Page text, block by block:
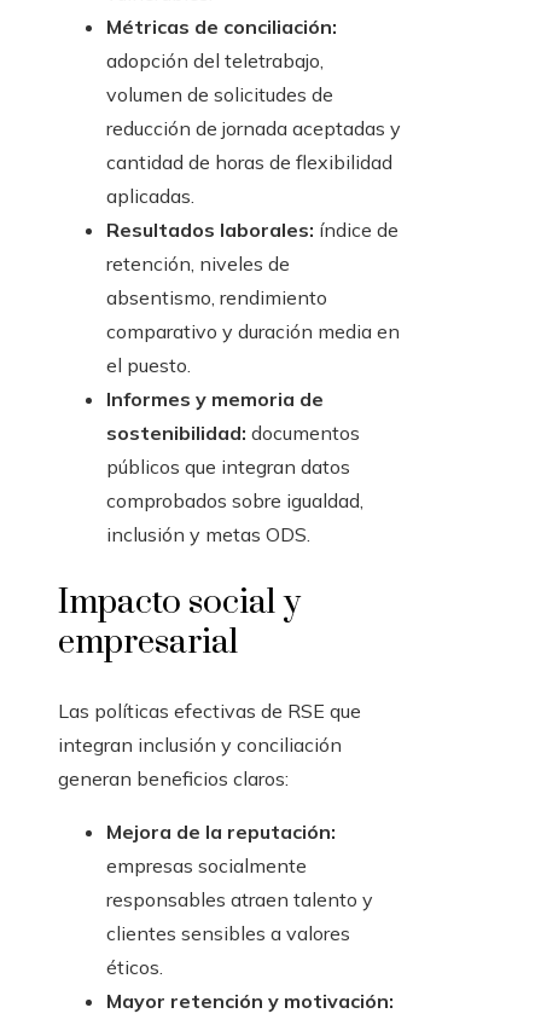
Métricas de conciliación:
adopción del teletrabajo,
volumen de solicitudes de
reducción de jornada aceptadas y
cantidad de horas de flexibilidad
aplicadas.
Resultados laborales: índice de
retención, niveles de
absentismo, rendimiento
comparativo y duración media en
el puesto.
Informes y memoria de
sostenibilidad: documentos
públicos que integran datos
comprobados sobre igualdad,
inclusión y metas ODS.
Impacto social y
empresarial
Las políticas efectivas de RSE que
integran inclusión y conciliación
generan beneficios claros:
Mejora de la reputación:
empresas socialmente
responsables atraen talento y
clientes sensibles a valores
éticos.
Mayor retención y motivación: